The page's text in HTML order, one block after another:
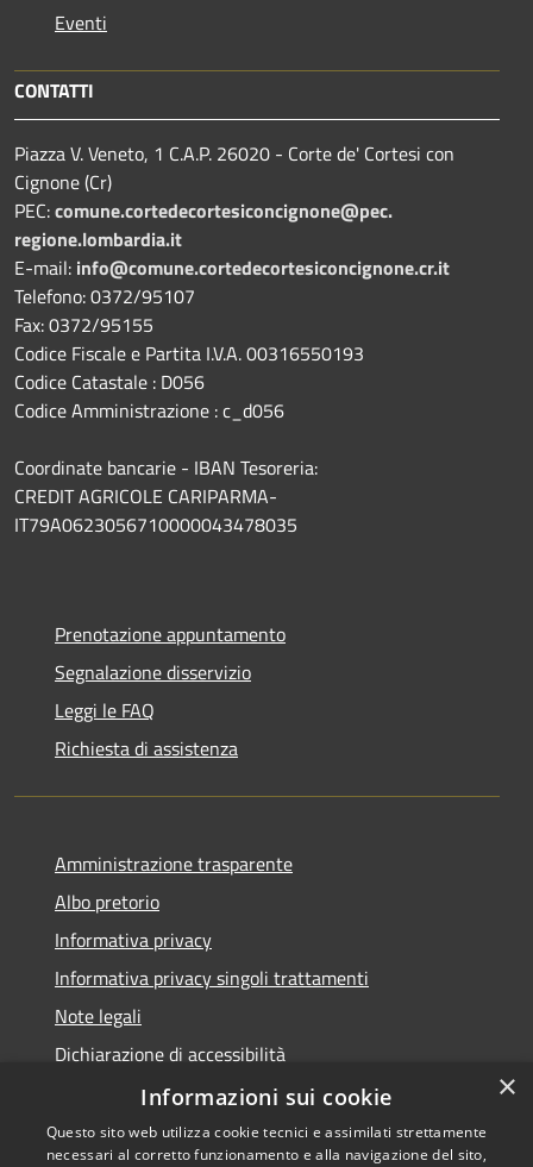
Eventi
CONTATTI
Piazza V. Veneto, 1 C.A.P. 26020 - Corte de' Cortesi con
Cignone (Cr)
PEC:comune.cortedecortesiconcignone@pec.
regione.lombardia.it
E-mail: info@comune.cortedecortesiconcignone.cr.it
Telefono: 0372/95107
Fax: 0372/95155
Codice Fiscale e Partita I.V.A. 00316550193
Codice Catastale : D056
Codice Amministrazione : c_d056
Coordinate bancarie - IBAN Tesoreria:
CREDIT AGRICOLE CARIPARMA-
IT79A0623056710000043478035
Prenotazione appuntamento
Segnalazione disservizio
Leggi le FAQ
Richiesta di assistenza
Amministrazione trasparente
Albo pretorio
Informativa privacy
Informativa privacy singoli trattamenti
Note legali
Dichiarazione di accessibilità
Obiettivi di accessibilità
×
Informazioni sui cookie
Questo sito web utilizza cookie tecnici e assimilati strettamente
necessari al corretto funzionamento e alla navigazione del sito,